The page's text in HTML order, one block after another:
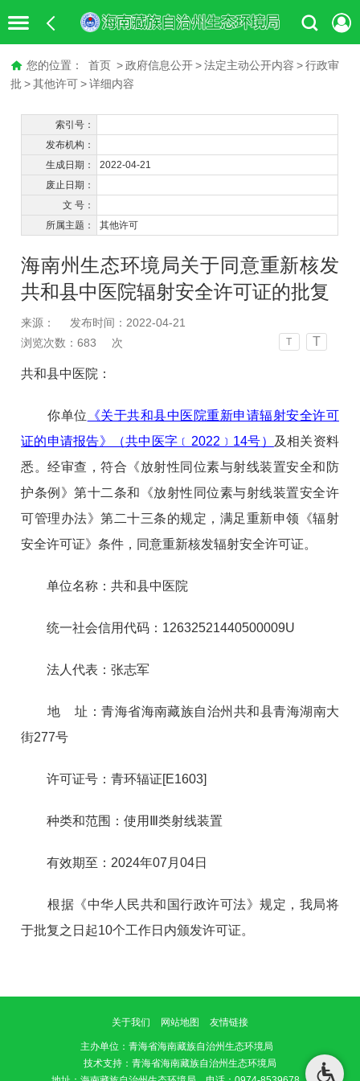
您的位置： 首页 > 政府信息公开 > 法定主动公开内容 > 行政审
批 > 其他许可 > 详细内容
索引号：
发布机构：
生成日期：
2022-04-21
废止日期：
文 号：
所属主题：
其他许可
海南州生态环境局关于同意重新核发
共和县中医院辐射安全许可证的批复
来源：
发布时间：2022-04-21
浏览次数：683 次 T T
共和县中医院 ：
你单位 《关于共和县中医院重新申请辐射安全许可
证的申请报告》（共中医字﹝2022﹞ 14号）
及相关资料
悉。经审查，符合《放射性同位素与射线装置安全和防
护条例》第十二条和《放射性同位素与射线装置安全许
可管理办法》第二十三条的规定，满足重新申领《辐射
安全许可证》条件，同意重新核发辐射安全许可证。
单位名称：共和县中医院
统一社会信用代码： 12632521440500009U
法人代表：张志军
地 址：青海省海南藏族自治州共和县青海湖南大
街277号
许可证号：青环辐证[E1603]
种类和范围：使用 Ⅲ类射线装置
有效期至 ： 2024年07月04日
根据《中华人民共和国行政许可法》规定，我局将
于批复之日起10个工作日内颁发许可证。
关于我们 网站地图 友情链接
主办单位 ：青海省海南藏族自治州生态环境局
技术支持：青海省海南藏族自治州生态环境局